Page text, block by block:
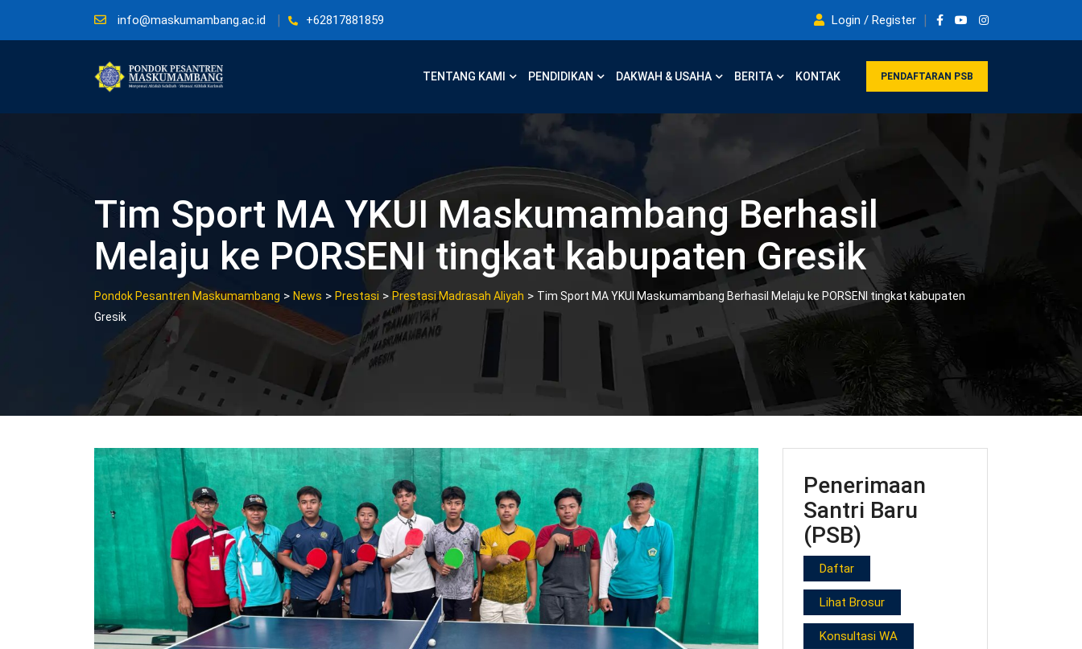
info@maskumambang.ac.id +62817881859 Login / Register
PENDAFTARAN PSB
TENTANG KAMI PENDIDIKAN DAKWAH & USAHA BERITA KONTAK
Tim Sport MA YKUI Maskumambang Berhasil
Melaju ke PORSENI tingkat kabupaten Gresik
Pondok Pesantren Maskumambang > News > Prestasi > Prestasi Madrasah Aliyah > Tim Sport MA YKUI Maskumambang Berhasil Melaju ke PORSENI tingkat kabupaten
Gresik
Penerimaan
Santri Baru
(PSB)
Daftar
Lihat Brosur
Konsultasi WA